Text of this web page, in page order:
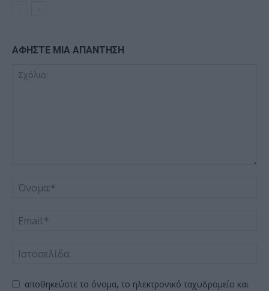
ΑΦΗΣΤΕ ΜΙΑ ΑΠΑΝΤΗΣΗ
αποθηκεύστε το όνομα, το ηλεκτρονικό ταχυδρομείο και